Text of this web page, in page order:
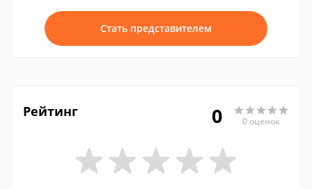
Стать представителем
Рейтинг 0 0 оценок